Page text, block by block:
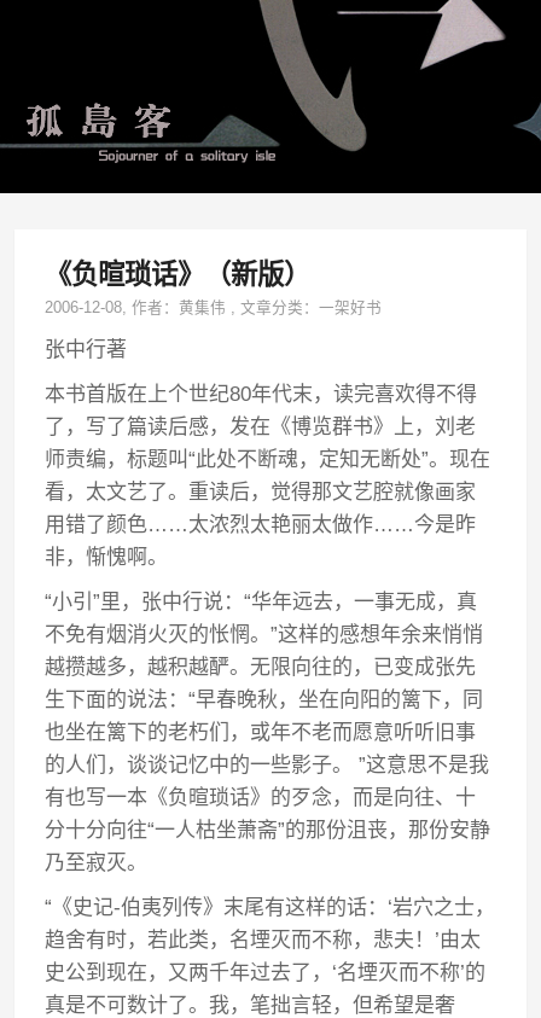
《负暄琐话》（新版）
2006-12-08, 作者：黄集伟 ,文章分类：一架好书
张中行著
本书首版在上个世纪80年代末，读完喜欢得不得
了，写了篇读后感，发在《博览群书》上，刘老
师责编，标题叫“此处不断魂，定知无断处”。现在
看，太文艺了。重读后，觉得那文艺腔就像画家
用错了颜色……太浓烈太艳丽太做作……今是昨
非，惭愧啊。
“小引”里，张中行说：“华年远去，一事无成，真
不免有烟消火灭的怅惘。”这样的感想年余来悄悄
越攒越多，越积越酽。无限向往的，已变成张先
生下面的说法：“早春晚秋，坐在向阳的篱下，同
也坐在篱下的老朽们，或年不老而愿意听听旧事
的人们，谈谈记忆中的一些影子。 ”这意思不是我
有也写一本《负暄琐话》的歹念，而是向往、十
分十分向往“一人枯坐萧斋”的那份沮丧，那份安静
乃至寂灭。
“《史记-伯夷列传》末尾有这样的话：‘岩穴之士，
趋舍有时，若此类，名堙灭而不称，悲夫！’由太
史公到现在，又两千年过去了，‘名堙灭而不称’的
真是不可数计了。我，笔拙言轻，但希望是奢